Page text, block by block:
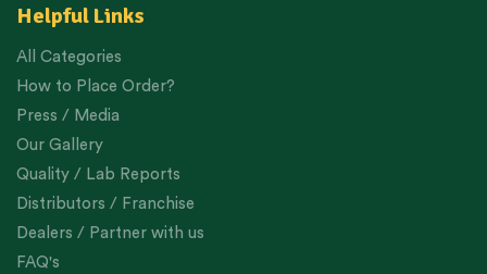
Helpful Links
All Categories
How to Place Order?
Press / Media
Our Gallery
Quality / Lab Reports
Distributors / Franchise
Dealers / Partner with us
FAQ's